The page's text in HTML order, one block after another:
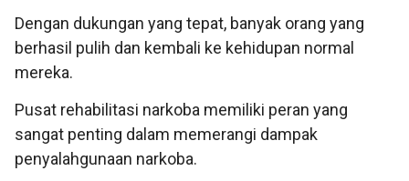
Dengan dukungan yang tepat, banyak orang yang
berhasil pulih dan kembali ke kehidupan normal
mereka.
Pusat rehabilitasi narkoba memiliki peran yang
sangat penting dalam memerangi dampak
penyalahgunaan narkoba.